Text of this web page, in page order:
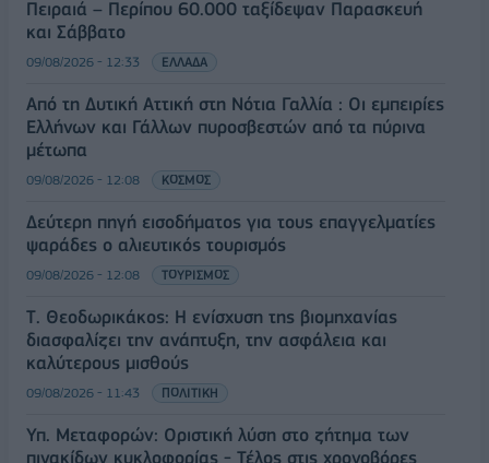
Πειραιά – Περίπου 60.000 ταξίδεψαν Παρασκευή
και Σάββατο
09/08/2026 - 12:33 ΕΛΛΑΔΑ
Από τη Δυτική Αττική στη Νότια Γαλλία : Οι εμπειρίες
Ελλήνων και Γάλλων πυροσβεστών από τα πύρινα
μέτωπα
09/08/2026 - 12:08 ΚΟΣΜΟΣ
Δεύτερη πηγή εισοδήματος για τους επαγγελματίες
ψαράδες ο αλιευτικός τουρισμός
09/08/2026 - 12:08 ΤΟΥΡΙΣΜΟΣ
Τ. Θεοδωρικάκος: Η ενίσχυση της βιομηχανίας
διασφαλίζει την ανάπτυξη, την ασφάλεια και
καλύτερους μισθούς
09/08/2026 - 11:43 ΠΟΛΙΤΙΚΗ
Υπ. Μεταφορών: Οριστική λύση στο ζήτημα των
πινακίδων κυκλοφορίας - Τέλος στις χρονοβόρες